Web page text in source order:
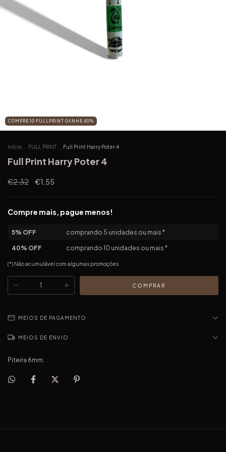
COMPRE 10 FULLPRINT GANHE 40%
Início FULL PRINT Full Print Harry Poter 4
Full Print Harry Poter 4
€2,32 €1,55
Compre mais, pague menos!
5% OFF comprando 5 unidades ou mais *
40% OFF comprando 10 unidades ou mais *
(*) Não acumulável com algumas promoções
MEIOS DE PAGAMENTO
MEIOS DE ENVIO
Piteira 6mm.